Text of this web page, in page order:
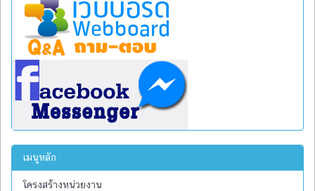
เมนูหลัก
โครงสร้างหน่วยงาน